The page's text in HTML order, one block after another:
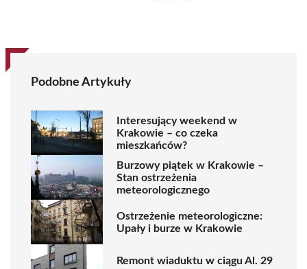
Podobne Artykuły
Interesujący weekend w
Krakowie – co czeka
mieszkańców?
Burzowy piątek w Krakowie –
Stan ostrzeżenia
meteorologicznego
Ostrzeżenie meteorologiczne:
Upały i burze w Krakowie
Remont wiaduktu w ciągu Al. 29